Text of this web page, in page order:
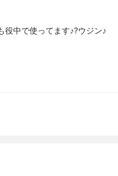
中で使ってます♪?ウジン♪